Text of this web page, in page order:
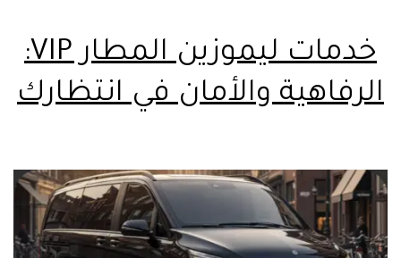
خدمات ليموزين المطار VIP:
الرفاهية والأمان في انتظارك